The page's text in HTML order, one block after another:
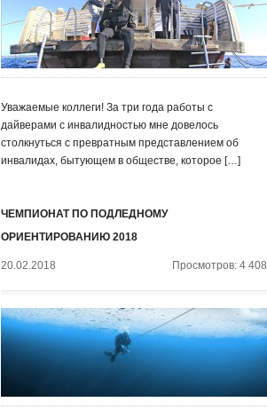
Уважаемые коллеги! За три года работы с
дайверами с инвалидностью мне довелось
столкнуться с превратным представлением об
инвалидах, бытующем в обществе, которое […]
ЧЕМПИОНАТ ПО ПОДЛЕДНОМУ
ОРИЕНТИРОВАНИЮ 2018
20.02.2018 Просмотров: 4 408